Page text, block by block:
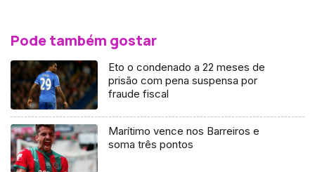
Pode também gostar
Eto o condenado a 22 meses de
prisão com pena suspensa por
fraude fiscal
Marítimo vence nos Barreiros e
soma três pontos